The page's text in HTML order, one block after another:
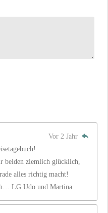
Vor 2 Jahr
beiden ziemlich glücklich,
alles richtig macht!
LG Udo und Martina